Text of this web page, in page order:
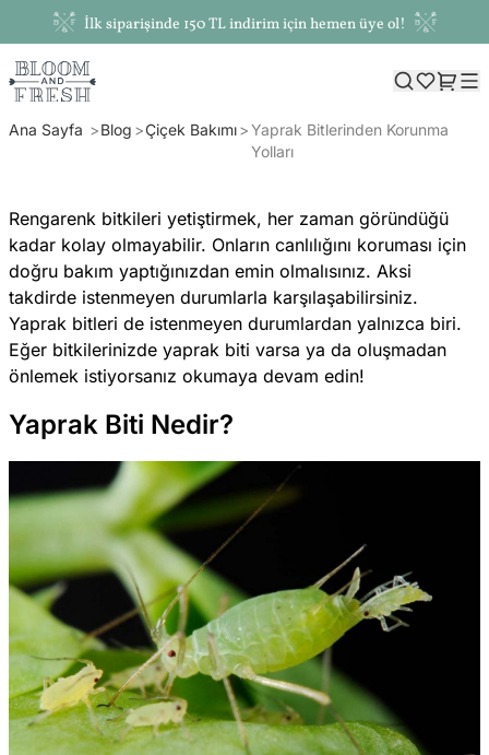
İlk siparişinde 150 TL indirim için hemen üye ol!
Ana Sayfa Blog Çiçek Bakımı
Yaprak Bitlerinden Korunma
Yolları
Rengarenk bitkileri yetiştirmek, her zaman göründüğü
kadar kolay olmayabilir. Onların canlılığını koruması için
doğru bakım yaptığınızdan emin olmalısınız. Aksi
takdirde istenmeyen durumlarla karşılaşabilirsiniz.
Yaprak bitleri de istenmeyen durumlardan yalnızca biri.
Eğer bitkilerinizde yaprak biti varsa ya da oluşmadan
önlemek istiyorsanız okumaya devam edin!
Yaprak Biti Nedir?